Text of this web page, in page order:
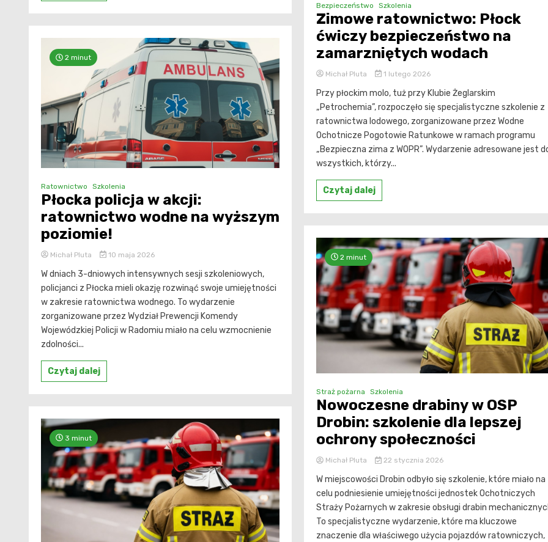
2 minut
Ratownictwo Szkolenia
Płocka policja w akcji:
ratownictwo wodne na wyższym
poziomie!
Michał Pluta 10 maja 2026
W dniach 3-dniowych intensywnych sesji szkoleniowych,
policjanci z Płocka mieli okazję rozwinąć swoje umiejętności
w zakresie ratownictwa wodnego. To wydarzenie
zorganizowane przez Wydział Prewencji Komendy
Wojewódzkiej Policji w Radomiu miało na celu wzmocnienie
zdolności...
Czytaj dalej
3 minut
Bezpieczeństwo Szkolenia
Zimowe ratownictwo: Płock
ćwiczy bezpieczeństwo na
zamarzniętych wodach
Michał Pluta 1 lutego 2026
Przy płockim molo, tuż przy Klubie Żeglarskim
„Petrochemia”, rozpoczęło się specjalistyczne szkolenie z
ratownictwa lodowego, zorganizowane przez Wodne
Ochotnicze Pogotowie Ratunkowe w ramach programu
„Bezpieczna zima z WOPR”. Wydarzenie adresowane jest
wszystkich, którzy...
Czytaj dalej
2 minut
Straż pożarna Szkolenia
Nowoczesne drabiny w OSP
Drobin: szkolenie dla lepszej
ochrony społeczności
Michał Pluta 22 stycznia 2026
W miejscowości Drobin odbyło się szkolenie, które miało na
celu podniesienie umiejętności jednostek Ochotniczych
Straży Pożarnych w zakresie obsługi drabin
To specjalistyczne wydarzenie, które ma kluczowe
znaczenie dla właściwego użycia pojazdów ratowniczych,